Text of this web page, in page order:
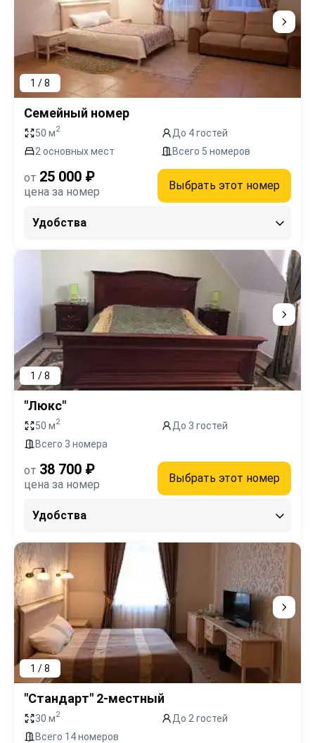
1 / 8
Семейный номер
50 м2
До 4 гостей
2 основных мест
Всего 5 номеров
от 25 000 ₽
цена за номер Выбрать этот номер
Удобства
1 / 8
"Люкс"
50 м2
До 3 гостей
Всего 3 номера
от 38 700 ₽
цена за номер Выбрать этот номер
Удобства
1 / 8
"Стандарт" 2-местный
30 м2
До 2 гостей
Всего 14 номеров